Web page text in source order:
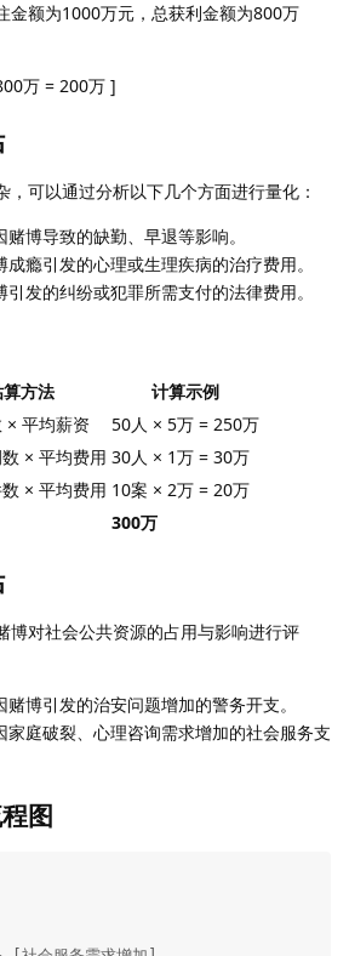
金额为1000万元，总获利金额为800万
万 = 200万 ]
，可以通过分析以下几个方面进行量化：
赌博导致的缺勤、早退等影响。
成瘾引发的心理或生理疾病的治疗费用。
引发的纠纷或犯罪所需支付的法律费用。
方法
计算示例
× 平均薪资
50人 × 5万 = 250万
× 平均费用 30人 × 1万 = 30万
× 平均费用 10案 × 2万 = 20万
300万
博对社会公共资源的占用与影响进行评
赌博引发的治安问题增加的警务开支。
家庭破裂、心理咨询需求增加的社会服务支
图